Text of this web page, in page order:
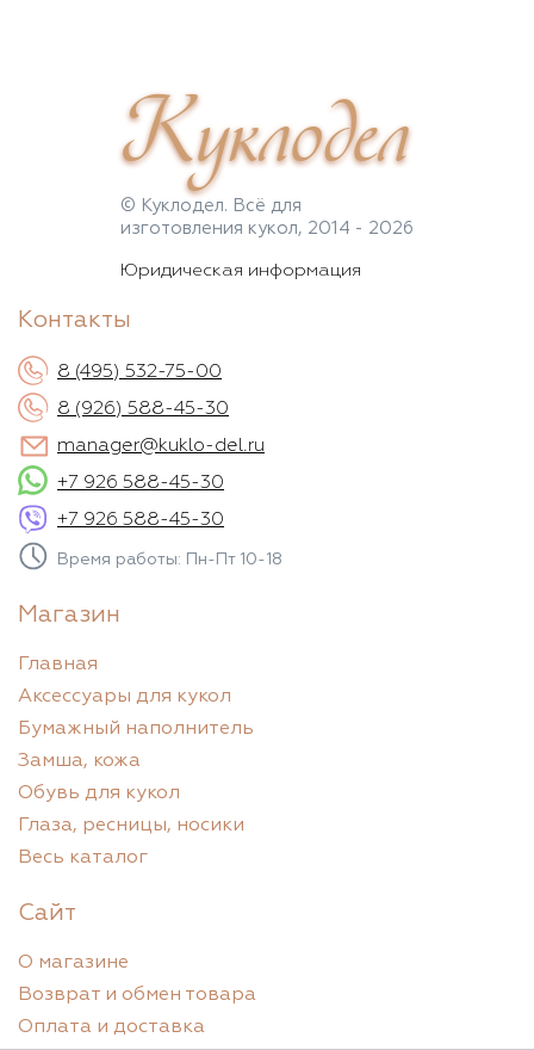
Куклодел
© Куклодел. Всё для
изготовления кукол, 2014 - 2026
Юридическая информация
Контакты
8 (495) 532-75-00
8 (926) 588-45-30
manager@kuklo-del.ru
+7 926 588-45-30
+7 926 588-45-30
Время работы: Пн-Пт 10-18
Магазин
Главная
Аксессуары для кукол
Бумажный наполнитель
Замша, кожа
Обувь для кукол
Глаза, ресницы, носики
Весь каталог
Сайт
О магазине
Возврат и обмен товара
Оплата и доставка